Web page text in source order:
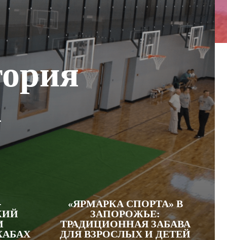
«ЯРМАРКА СПОРТА» В
ЗАПОРОЖЬЕ:
ТРАДИЦИОННАЯ ЗАБАВА
ДЛЯ ВЗРОСЛЫХ И ДЕТЕЙ